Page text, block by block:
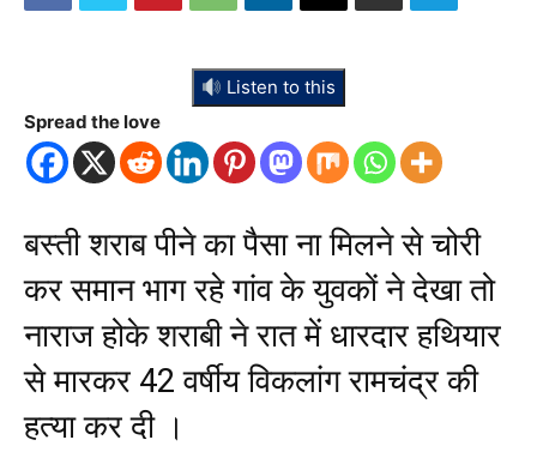
Listen to this
Spread the love
बस्ती शराब पीने का पैसा ना मिलने से चोरी
कर समान भाग रहे गांव के युवकों ने देखा तो
नाराज होके शराबी ने रात में धारदार हथियार
से मारकर 42 वर्षीय विकलांग रामचंद्र की
हत्या कर दी ।